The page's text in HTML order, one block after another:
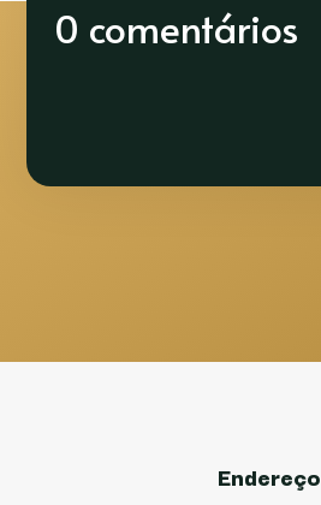
0 comentários
Endereço